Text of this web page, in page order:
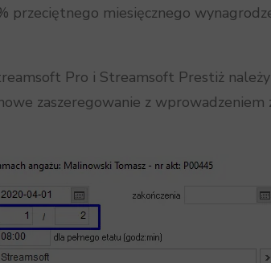
przeciętnego miesięcznego
Pro i Streamsoft Prestiż
zaszeregowanie z